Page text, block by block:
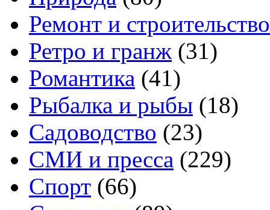
Ремонт и строительство
Ретро и гранж (31)
Романтика (41)
Рыбалка и рыбы (18)
Садоводство (23)
СМИ и пресса (229)
Спорт (66)